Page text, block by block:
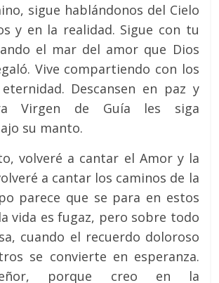
sigue hablándonos del Cielo
y en la realidad. Sigue con tu
el mar del amor que Dios
Vive compartiendo con los
Descansen en paz y
Virgen de Guía les siga
su manto.
volveré a cantar el Amor y la
a cantar los caminos de la
parece que se para en estos
vida es fugaz, pero sobre todo
cuando el recuerdo doloroso
se convierte en esperanza.
porque creo en la